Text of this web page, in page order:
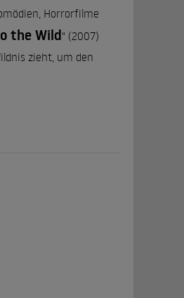
Horrorfilme
the Wild" (2007)
zieht, um den
Klamauk "
übernahm er eine